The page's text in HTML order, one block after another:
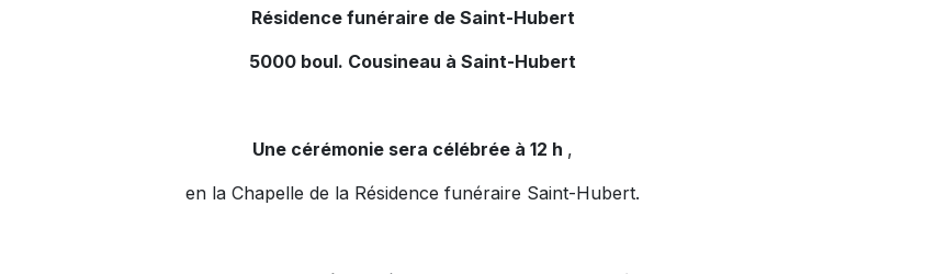
Résidence funéraire de Saint-Hubert
5000 boul. Cousineau à Saint-Hubert
Une cérémonie sera célébrée à 12 h ,
en la Chapelle de la Résidence funéraire Saint-Hubert.